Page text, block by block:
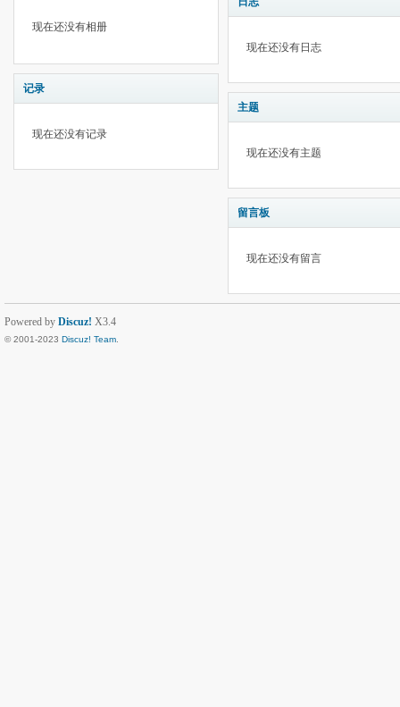
现在还没有相册
记录
现在还没有记录
现在还没有日志
主题
现在还没有主题
留言板
现在还没有留言
Powered by Discuz! X3.4
© 2001-2023 Discuz! Team